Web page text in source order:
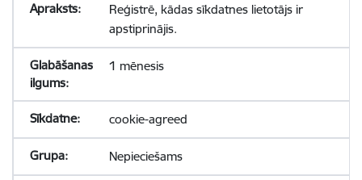
Reģistrē, kādas sīkdatnes lietotājs ir
apstiprinājis.
1 mēnesis
cookie-agreed
Nepieciešams